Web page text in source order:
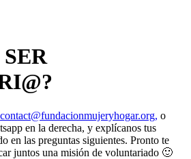
contact@fundacionmujeryhogar.org, o
en la derecha, y explícanos tus
en las preguntas siguientes. Pronto te
juntos una misión de voluntariado 🙂